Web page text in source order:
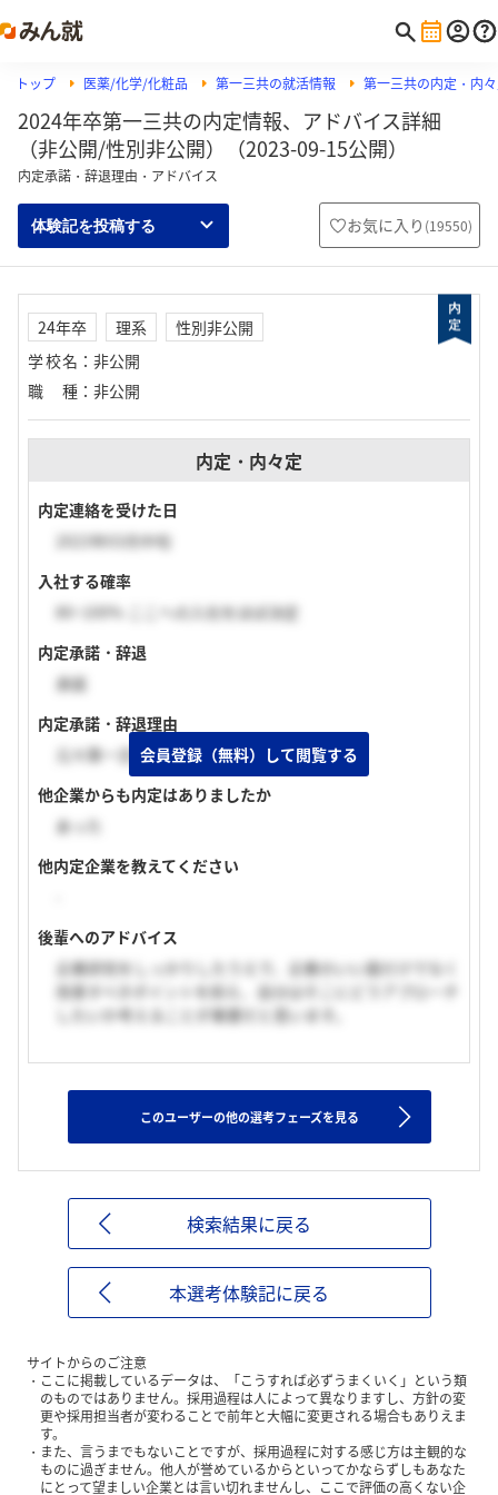
トップ 医薬/化学/化粧品 第一三共の就活情報 第一三共の内定・内
2024年卒第一三共の内定情報、アドバイス詳細
（非公開/性別非公開）（2023-09-15公開）
内定承諾・辞退理由・アドバイス
体験記を投稿する お気に入り (19550)
24年卒 理系
性別非公開
学校名 ： 非公開
職種 ： 非公開
内定・内々定
内定連絡を受けた日
2023年03月中旬
入社する確率
80~100% ここへの入社をほぼ決定
内定承諾・辞退
承諾
内定承諾・辞退理由
元々第一志望だったため。
他企業からも内定はありましたか
あった
他内定企業を教えてください
後輩へのアドバイス
企業研究をしっかりしたうえで、企業のいい面だけでなく
改善すべきポイントを抑え、自分はそこにどうアプローチ
したいか考えることが重要だと思います。
会員登録（無料）して閲覧する
このユーザーの他の選考フェーズを見る
検索結果に戻る
本選考体験記に戻る
サイトからのご注意
ここに掲載しているデータは、「こうすれば必ずうまくいく」という類
のものではありません。採用過程は人によって異なりますし、方針の変
更や採用担当者が変わることで前年と大幅に変更される場合もありえま
す。
また、言うまでもないことですが、採用過程に対する感じ方は主観的な
ものに過ぎません。他人が誉めているからといってかならずしもあなた
にとって望ましい企業とは言い切れませんし、ここで評価の高くない企